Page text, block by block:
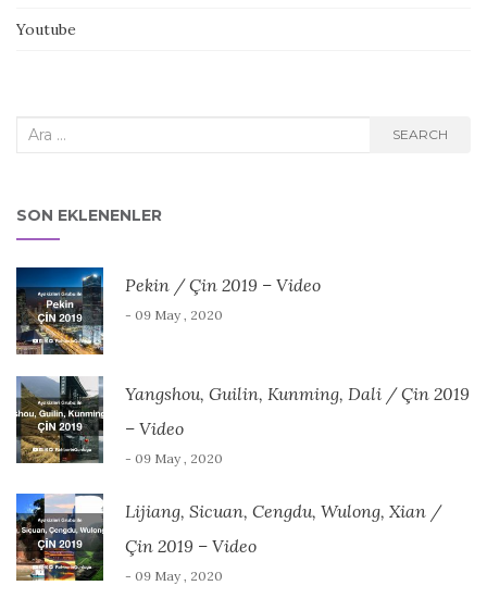
Youtube
Search
SEARCH
SON EKLENENLER
Pekin / Çin 2019 – Video
- 09 May , 2020
Yangshou, Guilin, Kunming, Dali / Çin 2019
– Video
- 09 May , 2020
Lijiang, Sicuan, Cengdu, Wulong, Xian /
Çin 2019 – Video
- 09 May , 2020